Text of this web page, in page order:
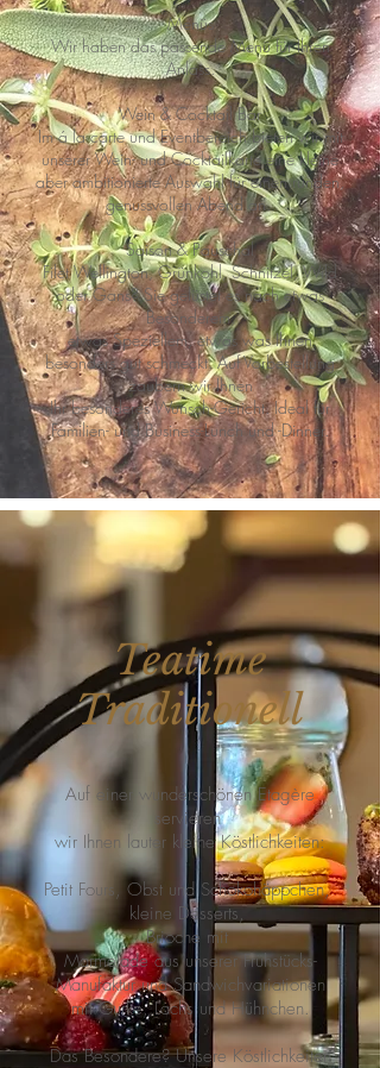
Menüs
Wir haben das passende Menü für Ihren
Anlass.
Wein & Cocktail Bar
Im á la carte und Eventbereich bieten wir mit
unserer Wein- und Cocktailkarte eine kleine
aber ambitionierte Auswahl für einen runden,
genussvollen Abend an.
Saison & Pauschal
Filet Wellington, Grünkohl, Schnitzel, Wild
oder Gans? Sie gelüstet es nach etwas
Besonderem,
etwas Speziellem, etwas was Ihnen
besonders gut schmeckt. Auf Vorbestellung
zaubern wir Ihnen
Ihr besonderes Wunsch-Gericht. Ideal für
Familien- und Business-Lunch und -Dinner.
Teatime
Traditionell
Auf einer wunderschönen Etagère
servieren
wir Ihnen lauter kleine Köstlichkeiten:
Petit Fours, Obst und Schokohäppchen,
kleine Desserts,
Brioche mit
Marmelade aus unserer Frühstücks-
Manufaktur und Sandwichvariationen
mit Gurke, Lachs und Hühnchen.
Das Besondere? Unsere Köstlichkeiten